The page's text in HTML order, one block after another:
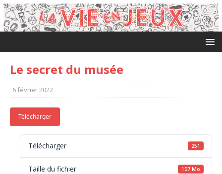
Le secret du musée
6 février 2022
Télécharger
Télécharger 251
Taille du fichier 107 Mo